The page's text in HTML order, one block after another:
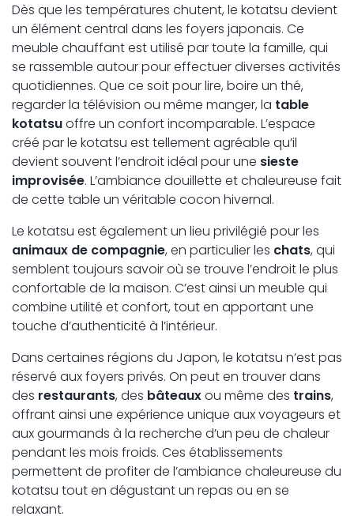
Dès que les températures chutent, le kotatsu devient
un élément central dans les foyers japonais. Ce
meuble chauffant est utilisé par toute la famille, qui
se rassemble autour pour effectuer diverses activités
quotidiennes. Que ce soit pour lire, boire un thé,
regarder la télévision ou même manger, la table
kotatsuoffre un confort incomparable. L’espace
créé par le kotatsu est tellement agréable qu’il
devient souvent l’endroit idéal pour une sieste
improvisée. L’ambiance douillette et chaleureuse fait
de cette table un véritable cocon hivernal.
Le kotatsu est également un lieu privilégié pour les
animaux de compagnie, en particulier les chats, qui
semblent toujours savoir où se trouve l’endroit le plus
confortable de la maison. C’est ainsi un meuble qui
combine utilité et confort, tout en apportant une
touche d’authenticité à l’intérieur.
Dans certaines régions du Japon, le kotatsu n’est pas
réservé aux foyers privés. On peut en trouver dans
des restaurants, des bâteauxou même des trains,
offrant ainsi une expérience unique aux voyageurs et
aux gourmands à la recherche d’un peu de chaleur
pendant les mois froids. Ces établissements
permettent de profiter de l’ambiance chaleureuse du
kotatsu tout en dégustant un repas ou en se
relaxant.